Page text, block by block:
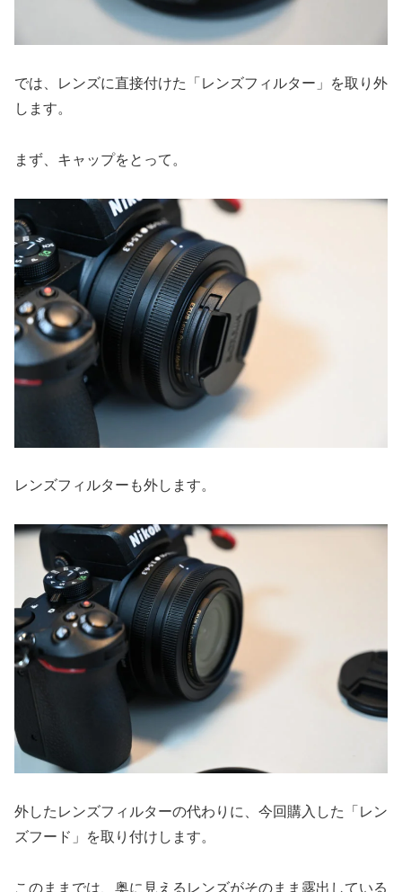
では、レンズに直接付けた「レンズフィルター」を取り外
します。
まず、キャップをとって。
レンズフィルターも外します。
外したレンズフィルターの代わりに、今回購入した「レン
ズフード」を取り付けします。
このままでは、奥に見えるレンズがそのまま露出している